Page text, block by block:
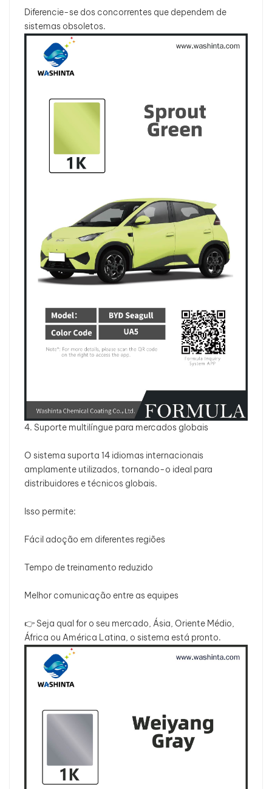
Diferencie-se dos concorrentes que dependem de
sistemas obsoletos.
4. Suporte multilíngue para mercados globais
O sistema suporta 14 idiomas internacionais
amplamente utilizados, tornando-o ideal para
distribuidores e técnicos globais.
Isso permite:
Fácil adoção em diferentes regiões
Tempo de treinamento reduzido
Melhor comunicação entre as equipes
👉 Seja qual for o seu mercado, Ásia, Oriente Médio,
África ou América Latina, o sistema está pronto.